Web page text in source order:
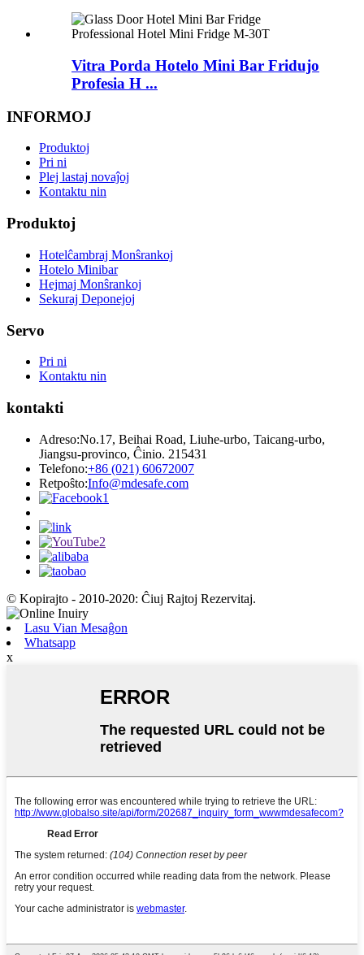
Vitra Porda Hotelo Mini Bar Fridujo
Profesia H ...
INFORMOJ
Produktoj
Pri ni
Plej lastaj novaĵoj
Kontaktu nin
Produktoj
Hotelĉambraj Monŝrankoj
Hotelo Minibar
Hejmaj Monŝrankoj
Sekuraj Deponejoj
Servo
Pri ni
Kontaktu nin
kontakti
Adreso:No.17, Beihai Road, Liuhe-urbo, Taicang-urbo,
Jiangsu-provinco, Ĉinio. 215431
Telefono:+86 (021) 60672007
Retpoŝto:Info@mdesafe.com
© Kopirajto - 2010-2020: Ĉiuj Rajtoj Rezervitaj.
Lasu Vian Mesaĝon
Whatsapp
x